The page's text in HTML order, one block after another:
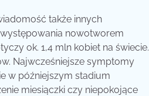
także innych
nowotworem
ok. 1,4 mln kobiet na świecie.
Najwcześniejsze symptomy
w późniejszym stadium
miesiączki czy niepokojące